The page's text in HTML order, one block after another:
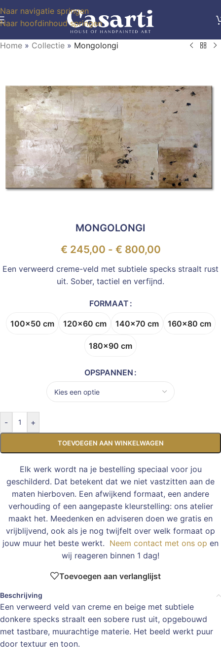
Naar navigatie springen
Naar hoofdinhoud springen
Home » Collectie » Mongolongi
MONGOLONGI
€ 245,00 - € 800,00
Een verweerd creme-veld met subtiele specks straalt rust
uit. Sober, tactiel en verfijnd.
FORMAAT
100x50 cm 120x60 cm 140x70 cm 160x80 cm
180x90 cm
OPSPANNEN
- +
TOEVOEGEN AAN WINKELWAGEN
Elk werk wordt na je bestelling speciaal voor jou
geschilderd. Dat betekent dat we niet vastzitten aan de
maten hierboven. Een afwijkend formaat, een andere
verhouding of een aangepaste kleurstelling: ons atelier
maakt het. Meedenken en adviseren doen we gratis en
vrijblijvend, ook als je nog twijfelt over welk formaat op
jouw muur het beste werkt. Neem contact met ons op en
wij reageren binnen 1 dag!
Toevoegen aan verlanglijst
Beschrijving
Een verweerd veld van creme en beige met subtiele
donkere specks straalt een sobere rust uit, opgebouwd
met tastbare, muurachtige materie. Het beeld werkt puur
door textuur en toon.